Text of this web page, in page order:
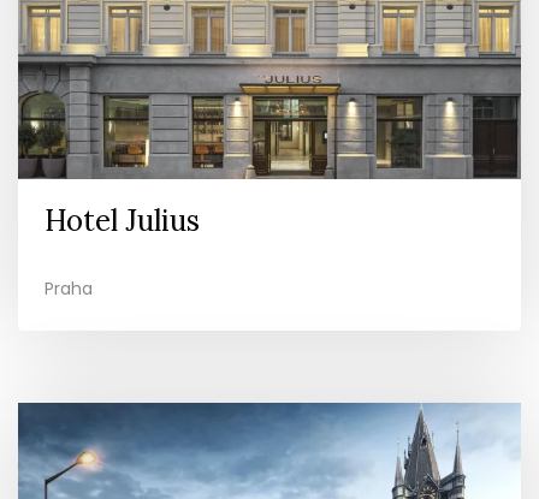
Hotel Julius
Praha